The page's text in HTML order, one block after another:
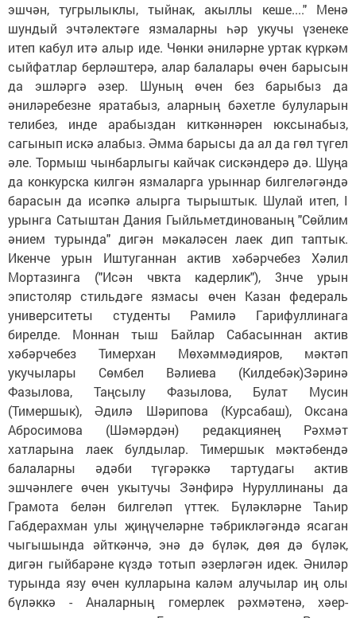
эшчән, тугрылыклы, тыйнак, акыллы кеше...." Менә
шундый эчтәлектәге язмаларны һәр укучы үзенеке
итеп кабул итә алыр иде. Чөнки әниләрне уртак күркәм
сыйфатлар берләштерә, алар балалары өчен барысын
да эшләргә әзер. Шуның өчен без барыбыз да
әниләребезне яратабыз, аларның бәхетле булуларын
телибез, инде арабыздан киткәннәрен юксынабыз,
сагынып искә алабыз. Әмма барысы да ал да гөл түгел
әле. Тормыш чынбарлыгы кайчак сискәндерә дә. Шуңа
да конкурска килгән язмаларга урыннар билгеләгәндә
барасын да исәпкә алырга тырыштык. Шулай итеп, I
урынга Сатыштан Дания Гыйльметдинованың "Сөйлим
әнием турында" дигән мәкаләсен лаек дип таптык.
Икенче урын Иштуганнан актив хәбәрчебез Хәлил
Мортазинга ("Исән чвкта кадерлик"), 3нче урын
эпистоляр стильдәге язмасы өчен Казан федераль
университеты студенты Рамилә Гарифуллинага
бирелде. Моннан тыш Байлар Сабасыннан актив
хәбәрчебез Тимерхан Мөхәммәдияров, мәктәп
укучылары Сөмбел Вәлиева (Килдебәк)Зәринә
Фазылова, Таңсылу Фазылова, Булат Мусин
(Тимершык), Әдилә Шәрипова (Курсабаш), Оксана
Абросимова (Шәмәрдән) редакциянең Рәхмәт
хатларына лаек булдылар. Тимершык мәктәбендә
балаларны әдәби түгәрәккә тартудагы актив
эшчәнлеге өчен укытучы Зәнфирә Нуруллинаны да
Грамота белән билгеләп үттек. Бүләкләрне Таһир
Габдерахман улы җиңүчеләрне тәбрикләгәндә ясаган
чыгышында әйткәнчә, энә дә бүләк, дөя дә бүләк,
дигән гыйбарәне күздә тотып әзерләгән идек. Әниләр
турында язу өчен кулларына каләм алучылар иң олы
бүләккә - Аналарның гомерлек рәхмәтенә, хәер-